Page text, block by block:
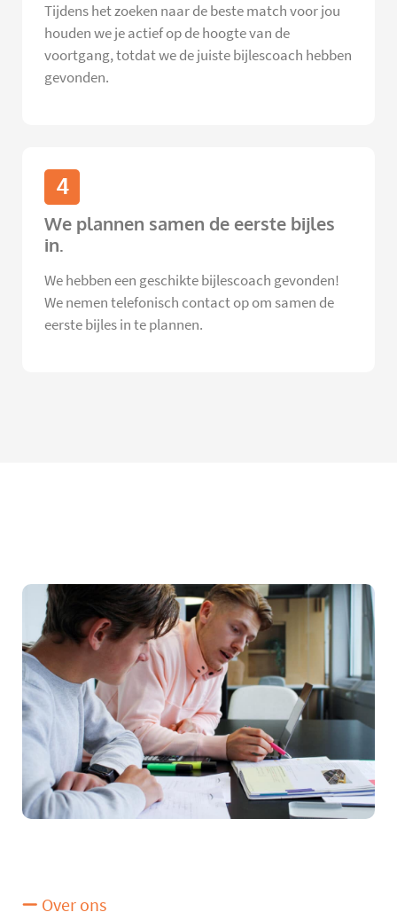
Tijdens het zoeken naar de beste match voor jou
houden we je actief op de hoogte van de
voortgang, totdat we de juiste bijlescoach hebben
gevonden.
4
We plannen samen de eerste bijles
in.
We hebben een geschikte bijlescoach gevonden!
We nemen telefonisch contact op om samen de
eerste bijles in te plannen.
Over ons